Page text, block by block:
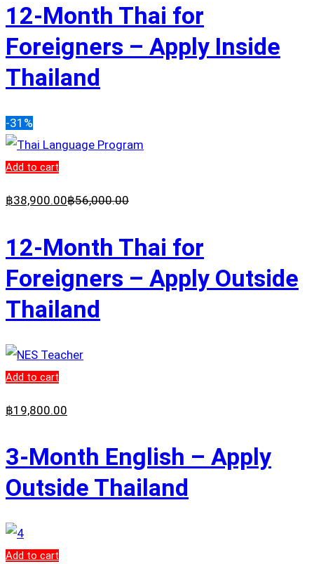
12-Month Thai for
Foreigners – Apply Inside
Thailand
-31%
Add to cart
฿38,900.00฿56,000.00
12-Month Thai for
Foreigners – Apply Outside
Thailand
Add to cart
฿19,800.00
3-Month English – Apply
Outside Thailand
Add to cart